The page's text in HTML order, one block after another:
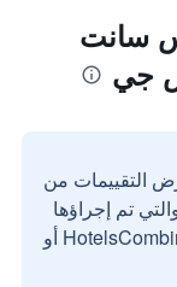
سانت
جي
التقييمات من
تم إجراؤها
بواسطة مستخدمين حقيقيين مع HotelsCombined أو